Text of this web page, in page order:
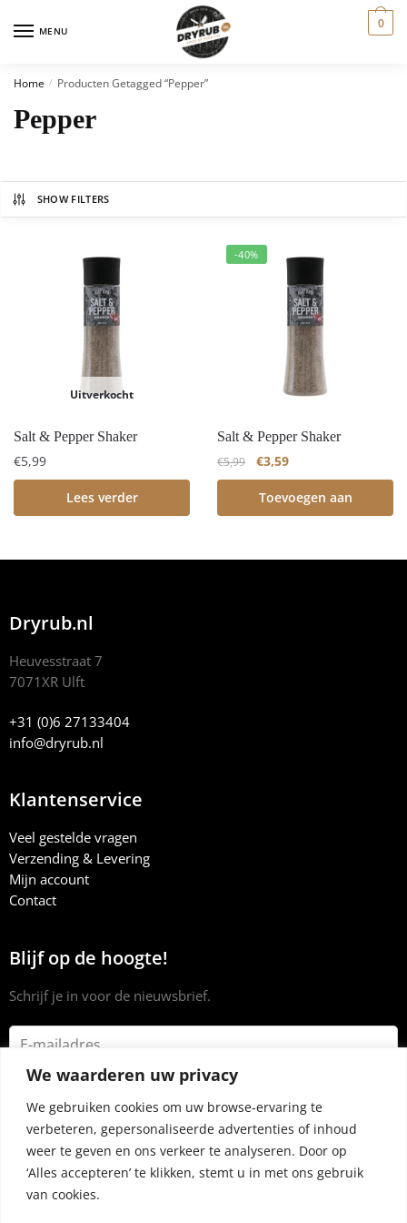
We waarderen uw privacy
We gebruiken cookies om uw browse-ervaring te
verbeteren, gepersonaliseerde advertenties of inhoud
weer te geven en ons verkeer te analyseren. Door op
‘Alles accepteren’ te klikken, stemt u in met ons gebruik
van cookies.
MENU 0
Home / Producten Getagged “pepper”
Pepper
SHOW FILTERS
Uitverkocht
Salt & Pepper Shaker
€5,99
Lees verder
-40%
Salt & Pepper Shaker
€5,99 €3,59
Toevoegen aan
Dryrub.nl
Heuvesstraat 7
7071XR Ulft
+31 (0)6 27133404
info@dryrub.nl
Klantenservice
Veel gestelde vragen
Verzending & Levering
Mijn account
Contact
Blijf op de hoogte!
Schrijf je in voor de nieuwsbrief.